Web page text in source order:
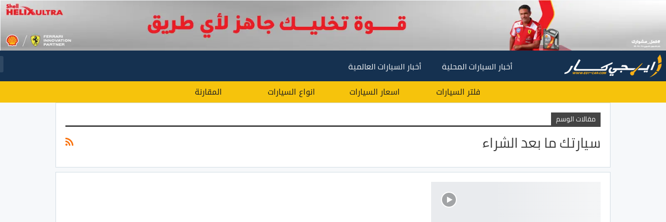
أخبار السيارات المحلية أخبار السيارات العالمية
فلتر السيارات اسعار السيارات انواع السيارات المقارنة
مقالات الوسم
سيارتك ما بعد الشراء